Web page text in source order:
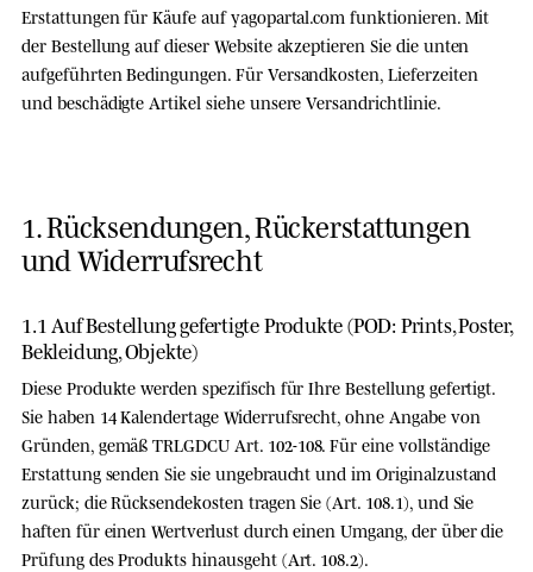
Erstattungen für Käufe aufyagopartal.com funktionieren. Mit
der Bestellung auf dieser Website akzeptieren Sie die unten
aufgeführten Bedingungen. Für Versandkosten, Lieferzeiten
und beschädigte Artikel siehe unsereVersandrichtlinie.
1. Rücksendungen, Rückerstattungen
und Widerrufsrecht
1.1 Auf Bestellung gefertigte Produkte (POD: Prints, Poster,
Bekleidung, Objekte)
Diese Produkte werden spezifisch für Ihre Bestellung gefertigt.
Sie haben 14 Kalendertage Widerrufsrecht, ohne Angabe von
Gründen, gemäß TRLGDCU Art. 102-108. Für eine vollständige
Erstattung senden Sie sie ungebraucht und im Originalzustand
zurück; dieRücksendekosten tragen Sie (Art. 108.1), und Sie
haften für einen Wertverlust durch einen Umgang, der über die
Prüfung des Produkts hinausgeht (Art. 108.2).